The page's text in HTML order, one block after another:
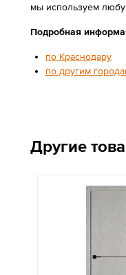
мы используем
Подробная
по Краснодару
по другим
Другие